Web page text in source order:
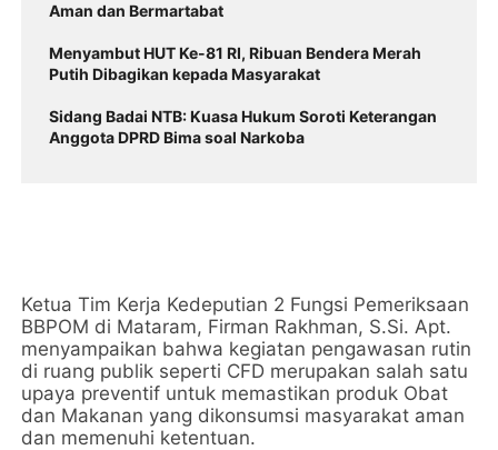
Aman dan Bermartabat
Menyambut HUT Ke-81 RI, Ribuan Bendera Merah
Putih Dibagikan kepada Masyarakat
Sidang Badai NTB: Kuasa Hukum Soroti Keterangan
Anggota DPRD Bima soal Narkoba
Ketua Tim Kerja Kedeputian 2 Fungsi Pemeriksaan
BBPOM di Mataram, Firman Rakhman, S.Si. Apt.
menyampaikan bahwa kegiatan pengawasan rutin
di ruang publik seperti CFD merupakan salah satu
upaya preventif untuk memastikan produk Obat
dan Makanan yang dikonsumsi masyarakat aman
dan memenuhi ketentuan.